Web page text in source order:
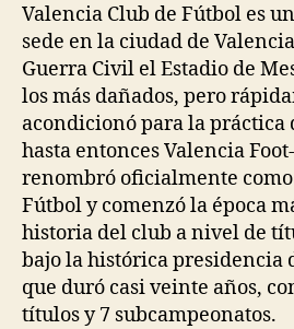
Valencia Club de Fútbol es
sede en la ciudad de
Guerra Civil el Estadio de
los más dañados, pero
acondicionó para la práctica
hasta entonces Valencia
renombró oficialmente
Fútbol y comenzó la época
historia del club a nivel de
bajo la histórica presidencia
que duró casi veinte años,
títulos y 7 subcampeonatos.